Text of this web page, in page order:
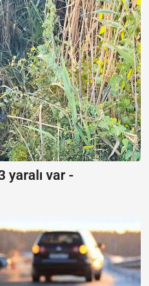
yaralı var -